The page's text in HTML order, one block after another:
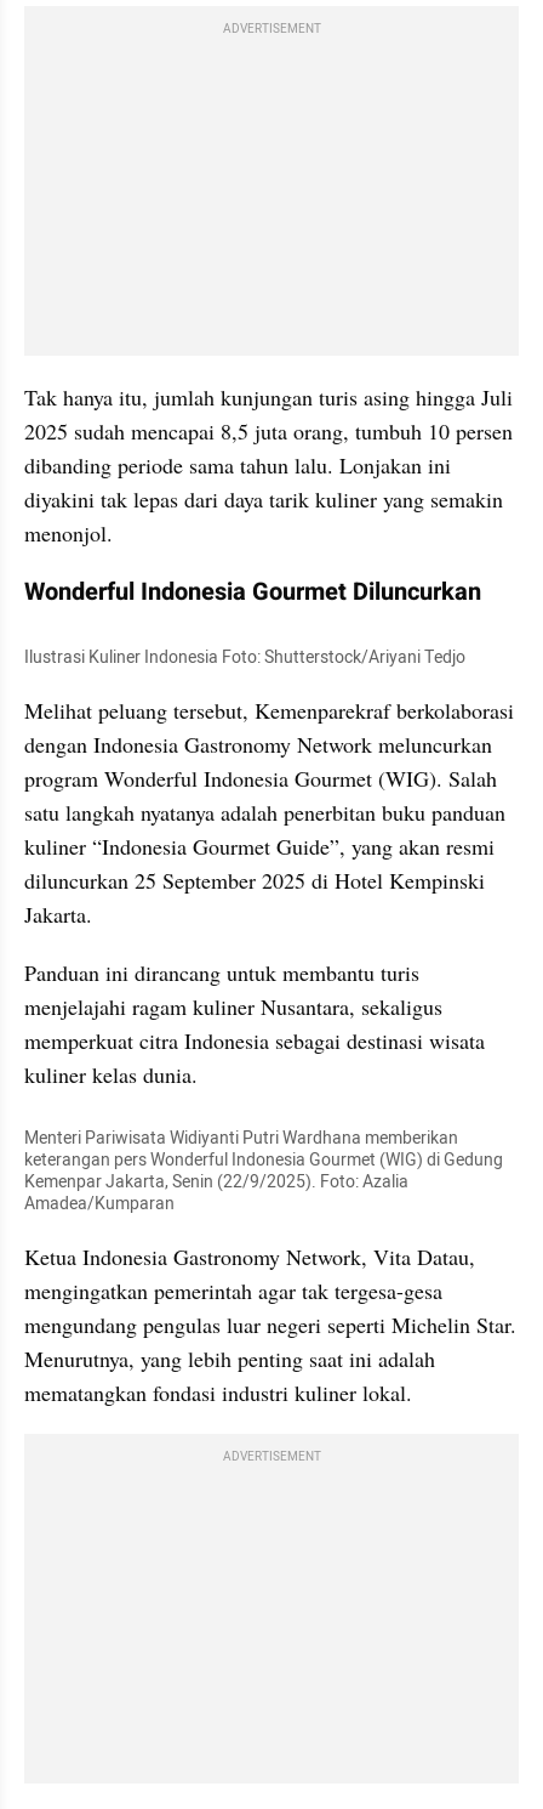
ADVERTISEMENT
Tak hanya itu, jumlah kunjungan turis asing hingga Juli
2025 sudah mencapai 8,5 juta orang, tumbuh 10 persen
dibanding periode sama tahun lalu. Lonjakan ini
diyakini tak lepas dari daya tarik kuliner yang semakin
menonjol.
Wonderful Indonesia Gourmet Diluncurkan
Ilustrasi Kuliner Indonesia Foto: Shutterstock/Ariyani Tedjo
Melihat peluang tersebut, Kemenparekraf berkolaborasi
dengan Indonesia Gastronomy Network meluncurkan
program Wonderful Indonesia Gourmet (WIG). Salah
satu langkah nyatanya adalah penerbitan buku panduan
kuliner “Indonesia Gourmet Guide”, yang akan resmi
diluncurkan 25 September 2025 di Hotel Kempinski
Jakarta.
Panduan ini dirancang untuk membantu turis
menjelajahi ragam kuliner Nusantara, sekaligus
memperkuat citra Indonesia sebagai destinasi wisata
kuliner kelas dunia.
Menteri Pariwisata Widiyanti Putri Wardhana memberikan
keterangan pers Wonderful Indonesia Gourmet (WIG) di Gedung
Kemenpar Jakarta, Senin (22/9/2025). Foto: Azalia
Amadea/Kumparan
Ketua Indonesia Gastronomy Network, Vita Datau,
mengingatkan pemerintah agar tak tergesa-gesa
mengundang pengulas luar negeri seperti Michelin Star.
Menurutnya, yang lebih penting saat ini adalah
mematangkan fondasi industri kuliner lokal.
ADVERTISEMENT